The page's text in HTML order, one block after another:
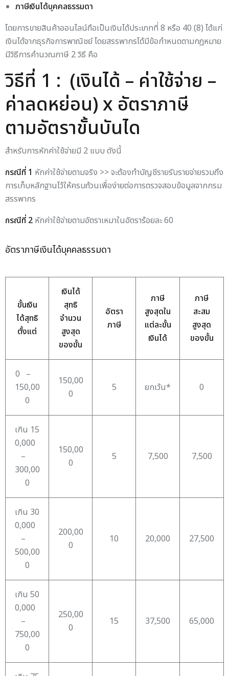
ภาษีเงินได้บุคคลธรรมดา
โดยการขายสินค้าออนไลน์ถือเป็นเงินได้ประเภทที่ 8 หรือ 40 (8) ได้แก่
เงินได้จากธุรกิจการพาณิชย์ โดยสรรพากรได้มีข้อกำหนดตามกฎหมาย
มีวิธีการคำนวณภาษี 2 วิธี คือ
วิธีที่ 1 : (เงินได้ – ค่าใช้จ่าย –
ค่าลดหย่อน) x อัตราภาษี
ตามอัตราขั้นบันได
สำหรับการหักค่าใช้จ่ายมี 2 แบบ ดังนี้
กรณีที่ 1 หักค่าใช้จ่ายตามจริง >> จะต้องทำบัญชีรายรับรายจ่ายรวมถึง
การเก็บหลักฐานไว้ให้ครบถ้วนเพื่อง่ายต่อการตรวจสอบข้อมูลจากกรม
สรรพากร
กรณีที่ 2 หักค่าใช้จ่ายตามอัตราเหมาในอัตราร้อยละ 60
อัตราภาษีเงินได้บุคคลธรรมดา
ขั้นเงิน
ได้สุทธิ
ตั้งแต่
เงินได้
สุทธิ
จำนวน
สูงสุด
ของขั้น
อัตรา
ภาษี
ภาษี
สูงสุดใน
แต่ละขั้น
เงินได้
ภาษี
สะสม
สูงสุด
ของขั้น
0 –
150,00
0
150,00
0
5 ยกเว้น* 0
เกิน 15
0,000
–
300,00
0
150,00
0
5 7,500 7,500
เกิน 30
0,000
–
500,00
0
200,00
0
10 20,000 27,500
เกิน 50
0,000
–
750,00
0
250,00
0
15 37,500 65,000